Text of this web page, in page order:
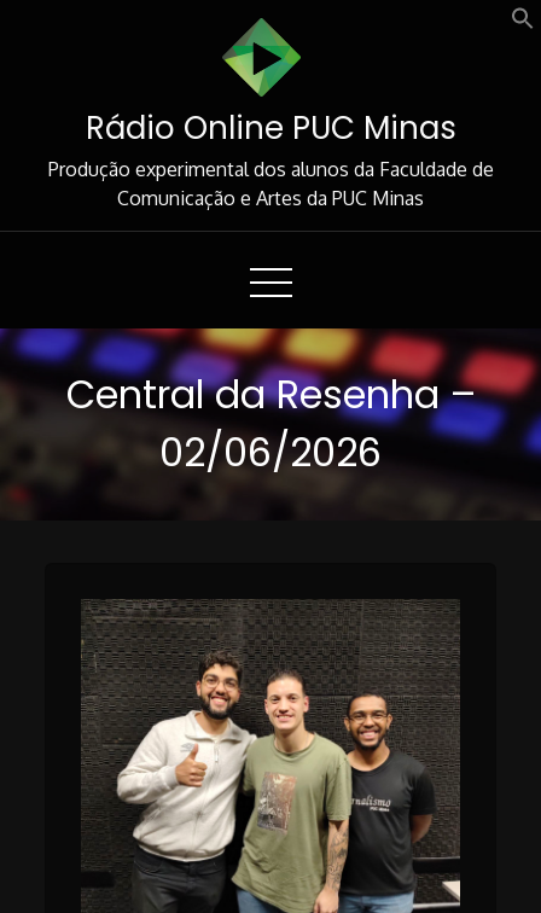
Rádio Online PUC Minas
Produção experimental dos alunos da Faculdade de
Comunicação e Artes da PUC Minas
Central da Resenha –
02/06/2026